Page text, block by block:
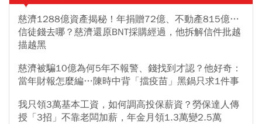
慈濟1288億資產揭秘！年捐贈72億、不動產815億…
信徒錢去哪？慈濟還原BNT採購經過，他拆解信件批越
描越黑
慈濟被騙10億為何5年不報警、錢找到才認？他好奇：
當年財報怎麼編…陳時中背「擋疫苗」黑鍋只求1件事
我只領3萬基本工資，如何調高投保薪資？勞保達人傳
授「3招」不靠老闆加薪，年金月領1.3萬變2.5萬